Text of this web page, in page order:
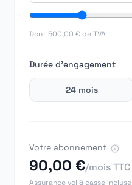
Dont 500,00 €de TVA
Durée d'engagement
24mois
Votre abonnement
90,00 €/mois TTC
Assurance vol & casse incluse